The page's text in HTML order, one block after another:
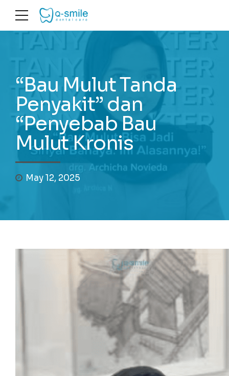
“Bau Mulut Tanda
Penyakit” dan
“Penyebab Bau
Mulut Kronis
May 12, 2025